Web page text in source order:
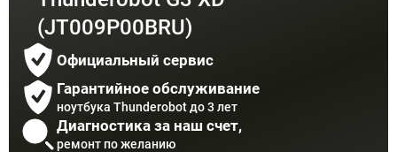
(JT009P00BRU)
Официальный сервис
Гарантийное обслуживание
ноутбука Thunderobot до 3 лет
Диагностика за наш счет,
ремонт по желанию